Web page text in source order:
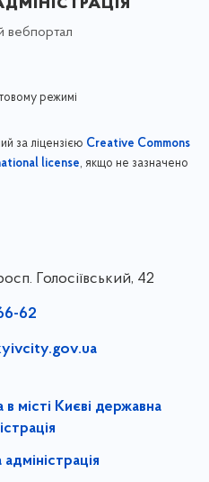
вебпортал
режимі
за ліцензією Creative Commons
license, якщо не зазначено
Голосіївський, 42
62
в місті Києві державна